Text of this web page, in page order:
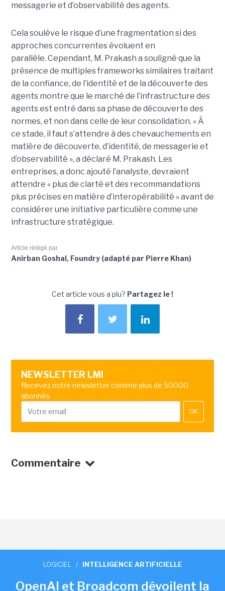
messagerie et d’observabilité des agents.
Cela soulève le risque d’une fragmentation si des
approches concurrentes évoluent en
parallèle. Cependant, M. Prakash a souligné que la
présence de multiples frameworks similaires traitant
de la confiance, de l’identité et de la découverte des
agents montre que le marché de l’infrastructure des
agents est entré dans sa phase de découverte des
normes, et non dans celle de leur consolidation. « À
ce stade, il faut s’attendre à des chevauchements en
matière de découverte, d’identité, de messagerie et
d’observabilité », a déclaré M. Prakash. Les
entreprises, a donc ajouté l’analyste, devraient
attendre « plus de clarté et des recommandations
plus précises en matière d’interopérabilité » avant de
considérer une initiative particulière comme une
infrastructure stratégique.
Article rédigé par
Anirban Goshal, Foundry (adapté par Pierre Khan)
Cet article vous a plu? Partagez le !
NEWSLETTER LMI
Recevez notre newsletter comme plus de 50000
abonnés
OK
Commentaire
LOGICIEL / INTELLIGENCE ARTIFICIELLE
OpenAI et Broadcom dévoilent la